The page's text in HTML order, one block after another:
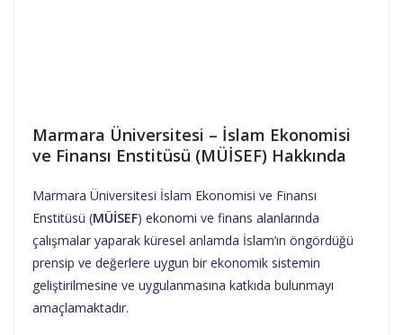
Marmara Üniversitesi – İslam Ekonomisi
ve Finansı Enstitüsü (MÜİSEF) Hakkında
Marmara Üniversitesi İslam Ekonomisi ve Finansı
Enstitüsü (MÜİSEF) ekonomi ve finans alanlarında
çalışmalar yaparak küresel anlamda İslam’ın öngördüğü
prensip ve değerlere uygun bir ekonomik sistemin
geliştirilmesine ve uygulanmasına katkıda bulunmayı
amaçlamaktadır.